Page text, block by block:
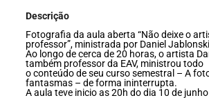
Descrição
Fotografia da aula aberta “Não deixe o
professor”, ministrada por Daniel Jablonski
Ao longo de cerca de 20 horas, o artista
também professor da EAV, ministrou todo
o conteúdo de seu curso semestral – A
fantasmas – de forma ininterrupta.
A aula teve inicio as 20h do dia 10 de